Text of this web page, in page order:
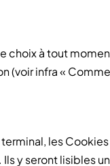
choix à tout
infra «
les
y seront lisibles